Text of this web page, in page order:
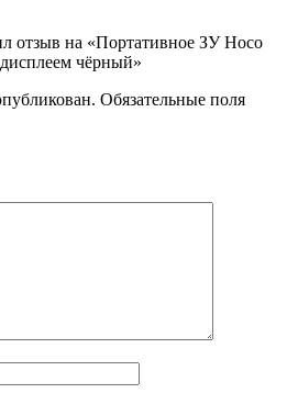
отзыв на «Портативное ЗУ Hoco
чёрный»
Обязательные поля